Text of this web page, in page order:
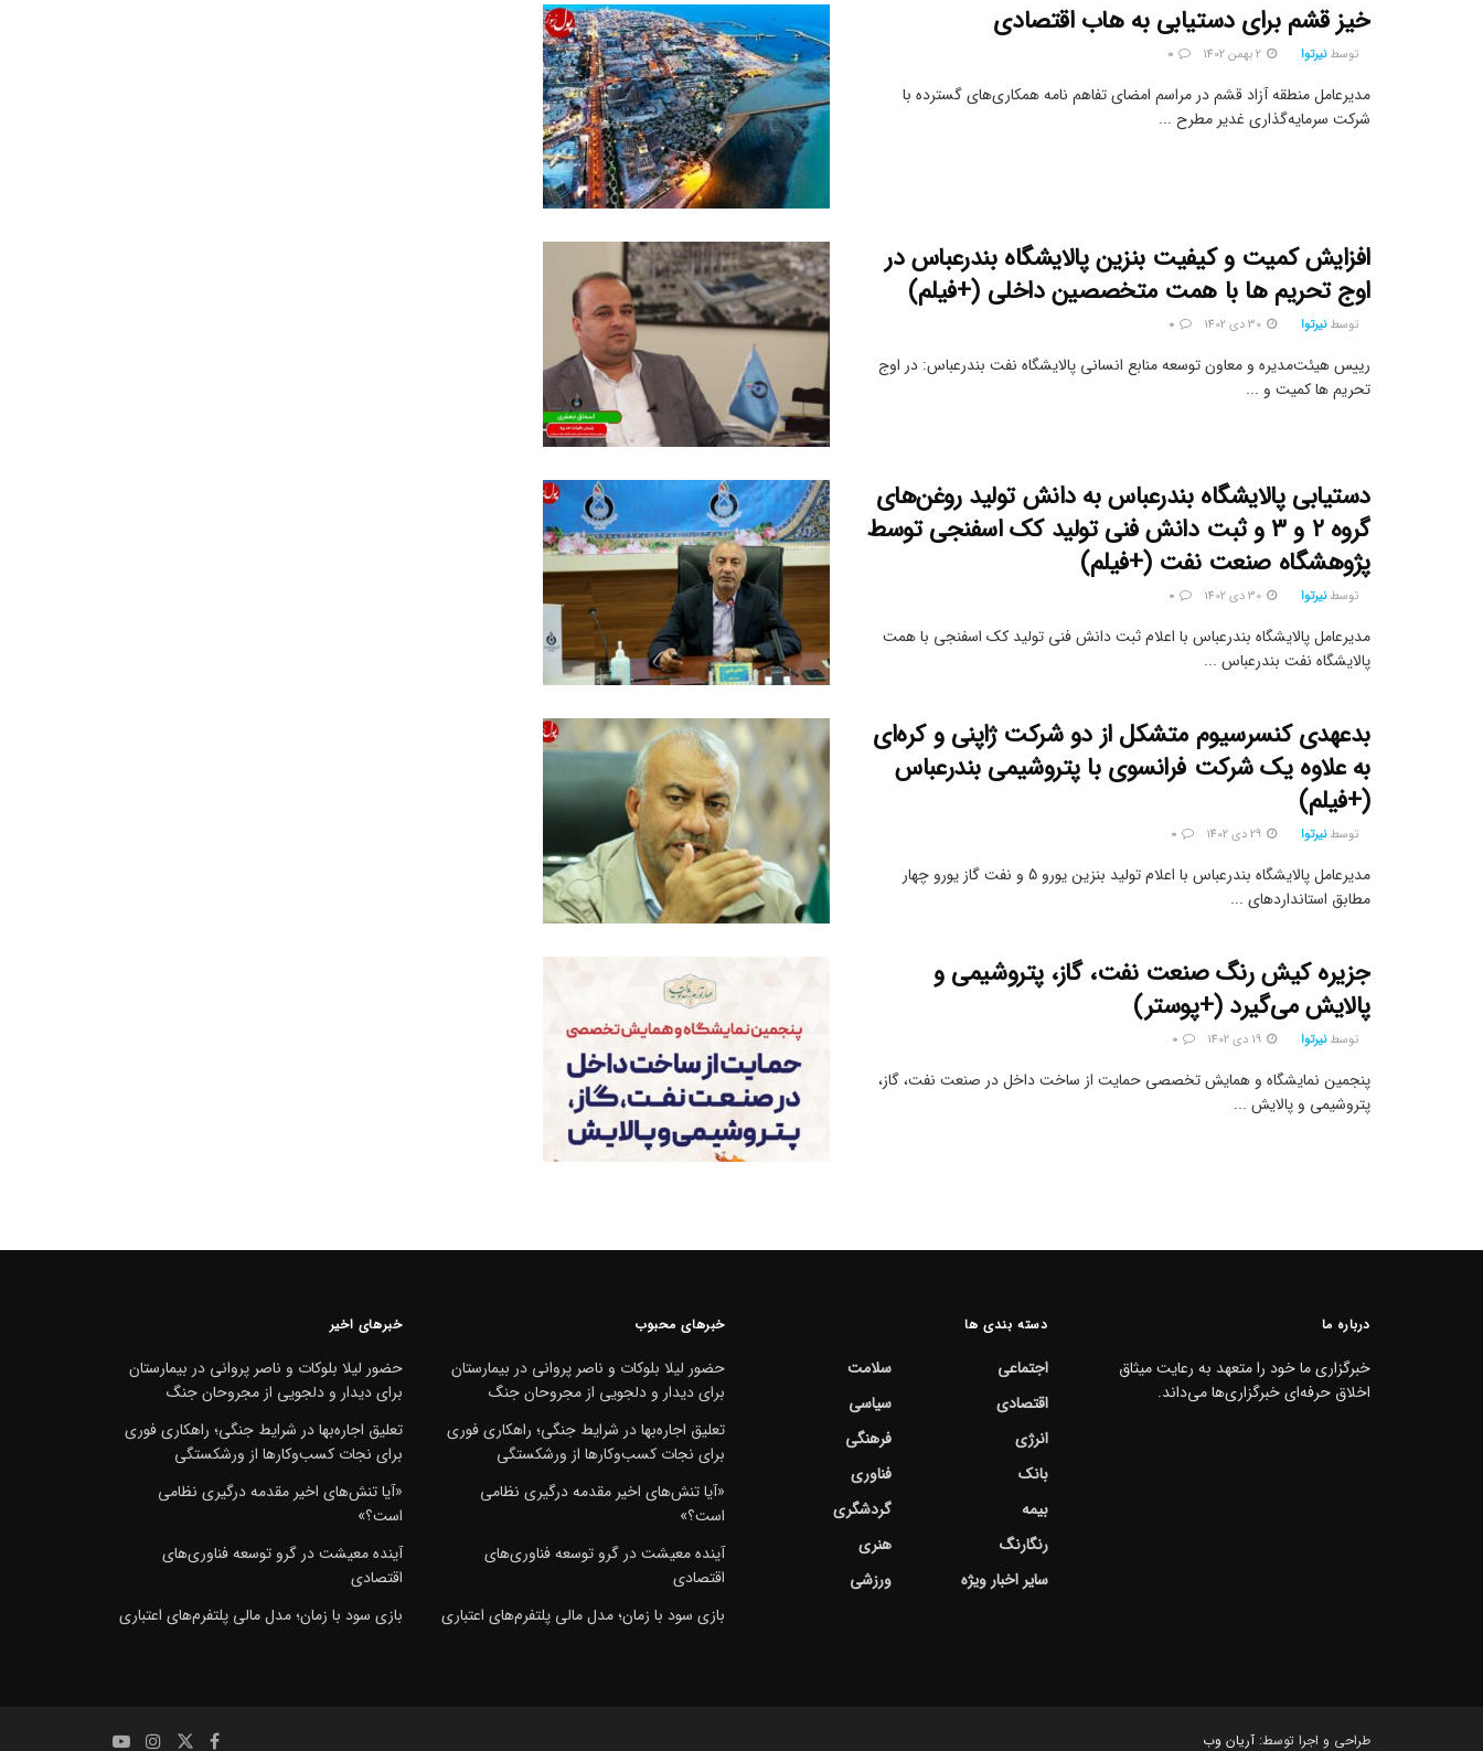
خیز قشم برای دستیابی به هاب اقتصادی
توسط نیرتوا
مدیرعامل منطقه آزاد قشم در مراسم امضای تفاهم نامه همکاری‌های گسترده با
شرکت سرمایه‌گذاری غدیر مطرح ...
افزایش کمیت و کیفیت بنزین پالایشگاه بندرعباس در
اوج تحریم ها با همت متخصصین داخلی (+فیلم)
توسط نیرتوا
رییس هیئت‌مدیره و معاون توسعه منابع انسانی پالایشگاه نفت بندرعباس: در اوج
تحریم ها کمیت و ...
دستیابی پالایشگاه بندرعباس به دانش تولید روغن‌های
گروه ۲ و ۳ و ثبت دانش فنی تولید کک اسفنجی توسط
پژوهشگاه صنعت نفت (+فیلم)
توسط نیرتوا
مدیرعامل پالایشگاه بندرعباس با اعلام ثبت دانش فنی تولید کک اسفنجی با همت
پالایشگاه نفت بندرعباس ...
بدعهدی کنسرسیوم متشکل از دو شرکت ژاپنی و کره‌ای
به علاوه یک شرکت فرانسوی با پتروشیمی بندرعباس
(+فیلم)
توسط نیرتوا
مدیرعامل پالایشگاه بندرعباس با اعلام تولید بنزین یورو 5 و نفت گاز یورو چهار
مطابق استانداردهای ...
جزیره کیش رنگ صنعت نفت، گاز، پتروشیمی و
پالایش می‌گیرد (+پوستر)
توسط نیرتوا
پنجمین نمایشگاه و همایش تخصصی حمایت از ساخت داخل در صنعت نفت، گاز،
پتروشیمی و پالایش ...
درباره ما
خبرگزاری ما خود را متعهد به رعایت میثاق
اخلاق حرفه‌ای خبرگزاری‌ها می‌داند.
دسته بندی ها
اجتماعی
اقتصادی
انرژی
بانک
بیمه
رنگارنگ
سایر اخبار ویژه
سلامت
سیاسی
فرهنگی
فناوری
گردشگری
هنری
ورزشی
خبرهای محبوب
حضور لیلا بلوکات و ناصر پروانی در بیمارستان
برای دیدار و دلجویی از مجروحان جنگ
تعلیق اجاره‌بها در شرایط جنگی؛ راهکاری فوری
برای نجات کسب‌وکارها از ورشکستگی
«آیا تنش‌های اخیر مقدمه درگیری نظامی
است؟»
آینده معیشت در گرو توسعه فناوری‌های
اقتصادی
بازی سود با زمان؛ مدل مالی پلتفرم‌های اعتباری
خبرهای اخیر
حضور لیلا بلوکات و ناصر پروانی در بیمارستان
برای دیدار و دلجویی از مجروحان جنگ
تعلیق اجاره‌بها در شرایط جنگی؛ راهکاری فوری
برای نجات کسب‌وکارها از ورشکستگی
«آیا تنش‌های اخیر مقدمه درگیری نظامی
است؟»
آینده معیشت در گرو توسعه فناوری‌های
اقتصادی
بازی سود با زمان؛ مدل مالی پلتفرم‌های اعتباری
طراحی و اجرا توسط: آریان وب